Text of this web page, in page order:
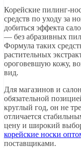
Корейские пилинг-
средств по уходу за
добиться эффекта
— без абразивных
Формула таких
растительных
ороговевшую кожу,
вид.
Для магазинов и
обязательной
круглый год, он не
отличается
цену и широкий
корейские носки
поставщиками.